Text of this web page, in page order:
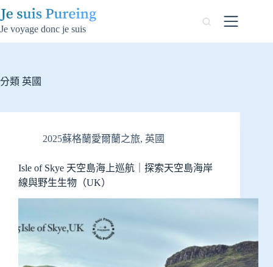
跳
至
容
Je voyage donc je suis
分類 英國
2025蘇格蘭愛爾蘭之旅, 英國
Isle of Skye 天空島海上巡航｜探索天空島海岸
線與野生生物（UK）